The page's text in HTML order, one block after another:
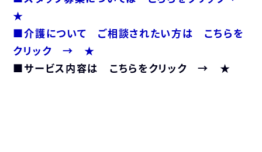
★
■介護について ご相談されたい方は こちらを
クリック → ★
■サービス内容は こちらをクリック → ★